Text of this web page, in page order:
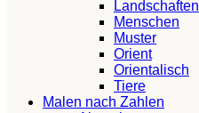
Landschaften
Menschen
Muster
Orient
Orientalisch
Tiere
Malen nach Zahlen